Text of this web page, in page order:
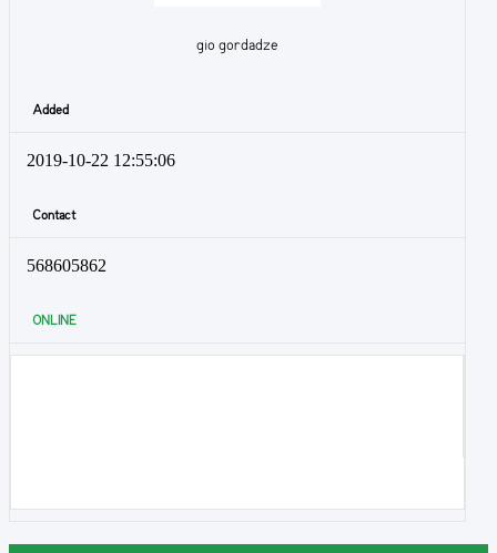
gio gordadze
Added
2019-10-22 12:55:06
Contact
568605862
ONLINE